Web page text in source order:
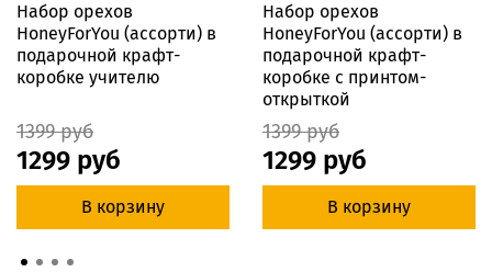
Набор орехов
HoneyForYou (ассорти) в
подарочной крафт-
коробке учителю
1399 руб
1299 руб
В корзину
Набор орехов
HoneyForYou (ассорти) в
подарочной крафт-
коробке с принтом-
открыткой
1399 руб
1299 руб
В корзину